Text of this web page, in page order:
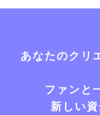
あなたのクリ
ファンと
新しい